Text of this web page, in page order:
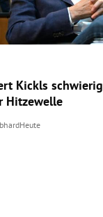
Kickls
Hitzewelle
Heute